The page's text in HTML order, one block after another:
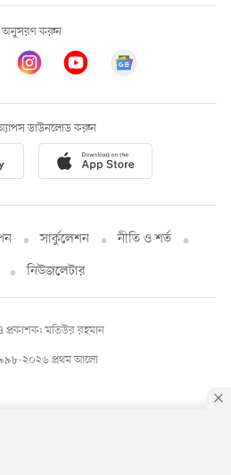
অনুসরণ করুন
ডাউনলোড করুন
সার্কুলেশন
নীতি ও শর্ত
নিউজলেটার
২০২৬ প্রথম আলো
প্রকাশক: মতিউর রহমান